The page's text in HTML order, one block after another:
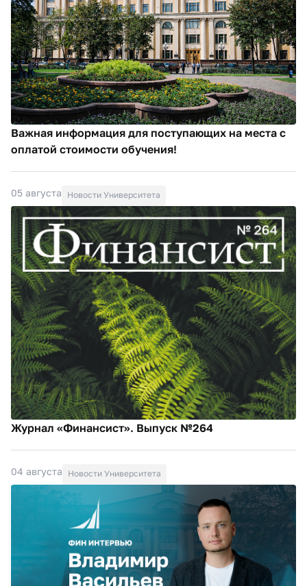
Важная информация для поступающих на места с
оплатой стоимости обучения!
05 августа Новости Университета
Журнал «Финансист». Выпуск №264
04 августа Новости Университета